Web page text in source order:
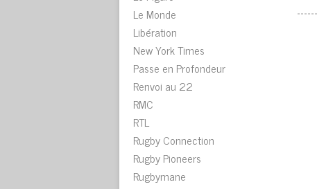
Le Monde
Libération
New York Times
Passe en Profondeur
Renvoi au 22
RMC
RTL
Rugby Connection
Rugby Pioneers
Rugbymane